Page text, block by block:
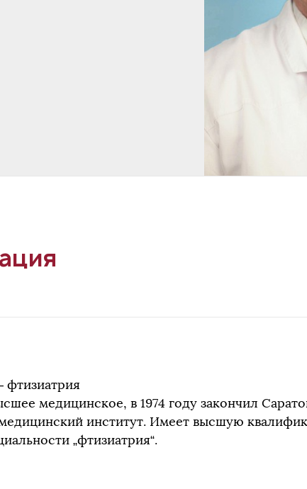
медицинское, в 1974 году закончил
институт. Имеет высшую
„фтизиатрия“.